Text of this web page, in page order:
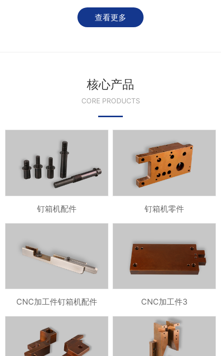
查看更多
核心产品
CORE PRODUCTS
钉箱机配件 钉箱机零件
CNC加工件钉箱机配件 CNC加工件3